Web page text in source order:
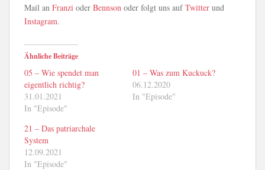
Mail an Franzi oder Bennson oder folgt uns aufTwitter und
Instagram.
Ähnliche Beiträge
05 – Wie spendet man
eigentlich richtig?
31.01.2021
In "Episode"
01 – Was zum Kuckuck?
06.12.2020
In "Episode"
21 – Das patriarchale
System
12.09.2021
In "Episode"